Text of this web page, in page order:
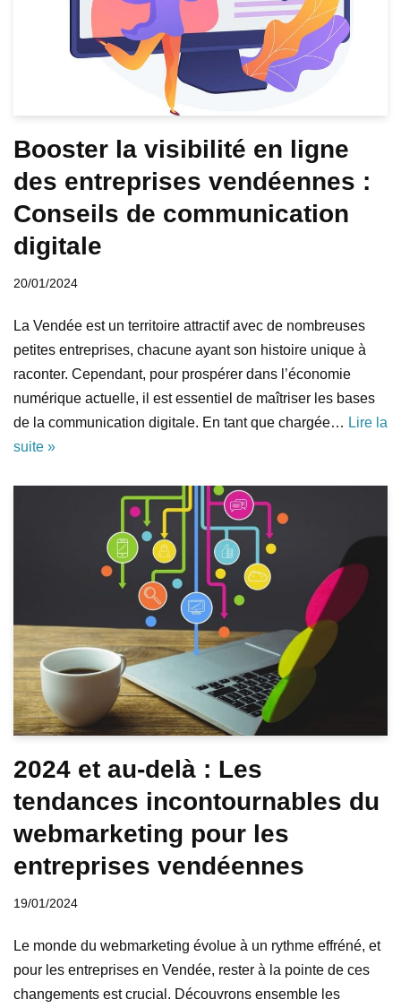
Booster la visibilité en ligne
des entreprises vendéennes :
Conseils de communication
digitale
20/01/2024
La Vendée est un territoire attractif avec de nombreuses
petites entreprises, chacune ayant son histoire unique à
raconter. Cependant, pour prospérer dans l’économie
numérique actuelle, il est essentiel de maîtriser les bases
de la communication digitale. En tant que chargée… Lire la
suite »
2024 et au-delà : Les
tendances incontournables du
webmarketing pour les
entreprises vendéennes
19/01/2024
Le monde du webmarketing évolue à un rythme effréné, et
pour les entreprises en Vendée, rester à la pointe de ces
changements est crucial. Découvrons ensemble les